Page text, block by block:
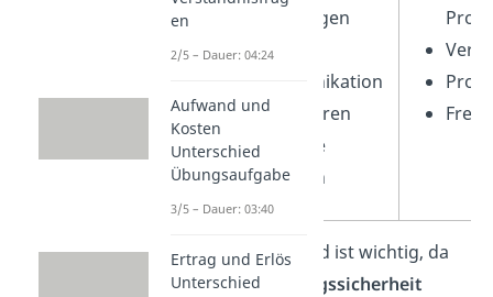
Versicherungen
Kosten für
Telekommunikation
Lizenzgebühren
oder Patente
Leasingraten
Dieser Unterschied ist wichtig, da
FixkostenPlanungssicherheit
en
2/5 – Dauer: 04:24
Aufwand und
Kosten
Unterschied
Übungsaufgabe
3/5 – Dauer: 03:40
Ertrag und Erlös
Unterschied